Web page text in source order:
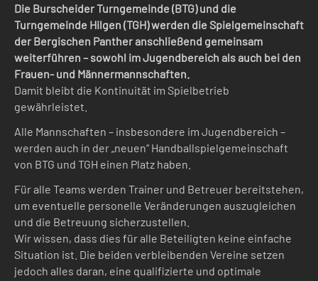
Die Burscheider Turngemeinde (BTG) und die
Turngemeinde Hilgen (TGH) werden die Spielgemeinschaft
der Bergischen Panther anschließend gemeinsam
weiterführen – sowohl im Jugendbereich als auch bei den
Frauen- und Männermannschaften.
Damit bleibt die Kontinuität im Spielbetrieb
gewährleistet.
Alle Mannschaften – insbesondere im Jugendbereich –
werden auch in der „neuen“ Handballspielgemeinschaft
von BTG und TGH einen Platz haben.
Für alle Teams werden Trainer und Betreuer bereitstehen,
um eventuelle personelle Veränderungen auszugleichen
und die Betreuung sicherzustellen.
Wir wissen, dass dies für alle Beteiligten keine einfache
Situation ist. Die beiden verbleibenden Vereine setzen
jedoch alles daran, eine qualifizierte und optimale